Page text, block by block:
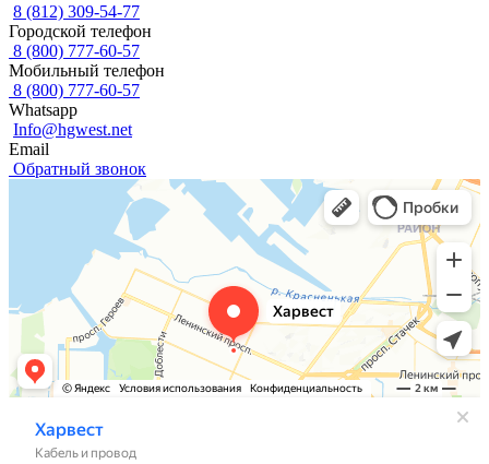
8 (812) 309-54-77
Городской телефон
8 (800) 777-60-57
Мобильный телефон
8 (800) 777-60-57
Whatsapp
Info@hgwest.net
Email
Обратный звонок